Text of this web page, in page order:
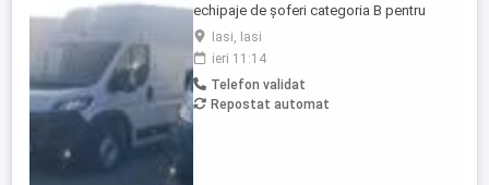
echipaje de șoferi categoria B pentru
transport internațional (comunitate)!
Căutăm echipaje formate din 2 șoferi,
posesori ai permisului categoria B, pentru
transport internațional de marfă. Oferim:
Salariu între 1.800 și 2.200 Program: 2 luni
Iasi, Iasi
ieri 11:14
Telefon validat
Repostat automat